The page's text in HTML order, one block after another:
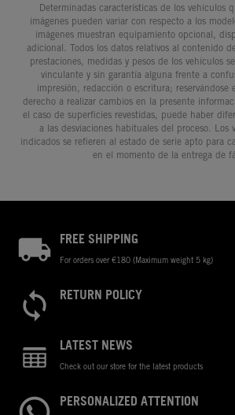
Determinadas características de los vehículos
imágenes pueden variar con respecto a los
imágenes muestran equipamiento opcional,
adicional. Todos los datos relativos al contenido
prestaciones, medidas y pesos de los vehículos
vinculante y sin garantía alguna frente a
impresión, redacción o escritura; reservándose
derecho a realizar cambios en la presente
el caso de superficies revestidas, puede haber
a las desviaciones habituales del proceso. Los
indicados se refieren al estado de serie apto para
en el momento de la entrega de
FREE SHIPPING
For orders over €180 (Maximum weight 5 kg)
RETURN POLICY
LATEST NEWS
Check out our store for the latest products
PERSONALIZED ATTENTION